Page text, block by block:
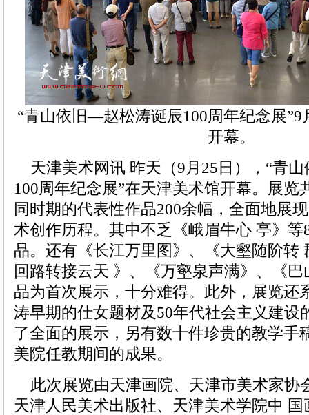
“青山依旧—赵松涛诞辰100周年纪念展”9
开幕。
天津美术网讯 昨天（9月25日），“青
100周年纪念展”在天津美术馆开幕。展览
同时期的代表性作品200余幅，全面地展
术创作历程。其中不乏《峨眉牛心 亭》
品。还有《长江万里图》、《大壑随阶转
回路转接云天 》、《万壑泉声满》、《
品为首次展示，十分难得。此外，展览还
涛早期的仕女题材及50年代社会主义建设
了全面的展示，另有数十件珍贵的教学手
美院任教期间的成果。
此次展览由天津画院、天津市美术家协
天津人民美术出版社、天津美术学院中